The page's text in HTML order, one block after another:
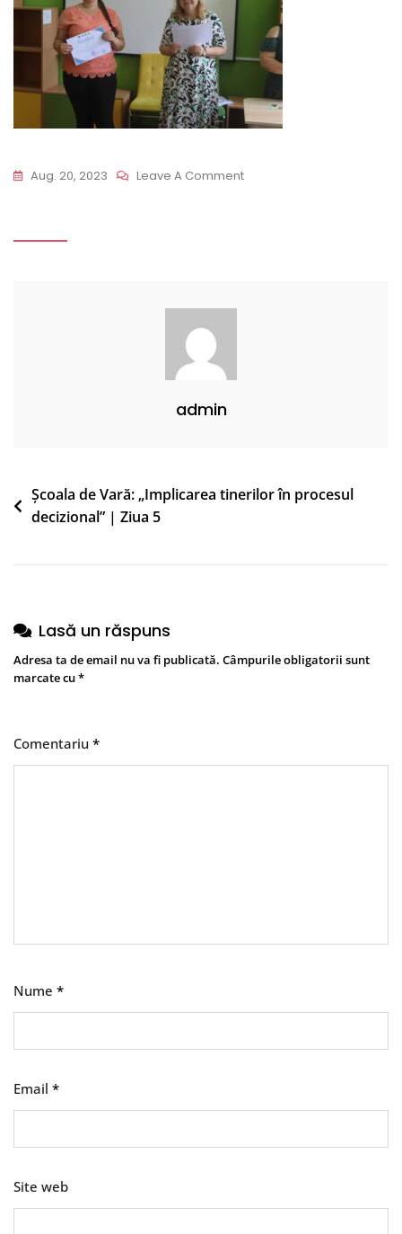
Aug. 20, 2023 Leave A CommentOn
admin
Navigare
Școala de Vară: „Implicarea tinerilor în procesul
decizional” | Ziua 5
Lasă un răspuns
Adresa ta de email nu va fi publicată. Câmpurile obligatorii sunt
marcate cu*
Comentariu *
Nume *
Email *
Site web